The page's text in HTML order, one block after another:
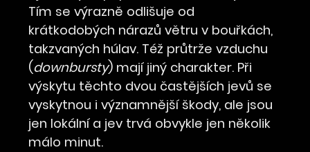
Tím se výrazně odlišuje od
krátkodobých nárazů větru v bouřkách,
takzvaných húlav. Též průtrže vzduchu
(downbursty) mají jiný charakter. Při
výskytu těchto dvou častějších jevů se
vyskytnou i významnější škody, ale jsou
jen lokální a jev trvá obvykle jen několik
málo minut.